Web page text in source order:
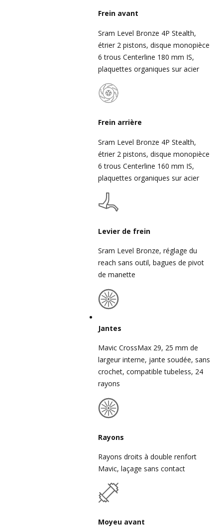
Frein avant
Sram Level Bronze 4P Stealth,
étrier 2 pistons, disque monopièce
6 trous Centerline 180 mm IS,
plaquettes organiques sur acier
Frein arrière
Sram Level Bronze 4P Stealth,
étrier 2 pistons, disque monopièce
6 trous Centerline 160 mm IS,
plaquettes organiques sur acier
Levier de frein
Sram Level Bronze, réglage du
reach sans outil, bagues de pivot
de manette
Jantes
Mavic CrossMax 29, 25 mm de
largeur interne, jante soudée, sans
crochet, compatible tubeless, 24
rayons
Rayons
Rayons droits à double renfort
Mavic, laçage sans contact
Moyeu avant